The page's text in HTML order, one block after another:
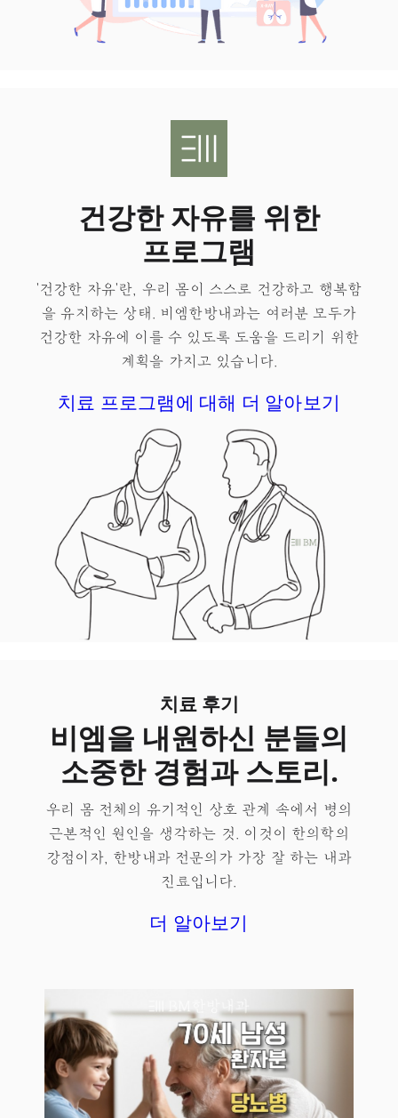
건강한 자유를 위한
프로그램
'건강한 자유'란, 우리 몸이 스스로 건강하고 행복함
을 유지하는 상태.​ 비엠한방내과는 여러분 모두가
건강한 자유에 이를 수 있도록 도움을 드리기 위한
계획을 가지고 있습니다.
치료 프로그램에 대해 더 알아보기
치료 후기
비엠을 내원하신 분들의
소중한 경험과 스토리.
우리 몸 전체의 유기적인 상호 관계 속에서 병의
근본적인 원인을 생각하는 것. 이것이 한의학의
강점이자, 한방내과 전문의가 가장 잘 하는 내과
진료입니다.
더 알아보기